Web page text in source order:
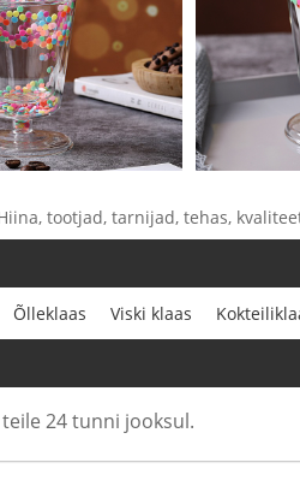
tootjad, tarnijad, tehas,
Õlleklaas Viski klaas
24 tunni jooksul.